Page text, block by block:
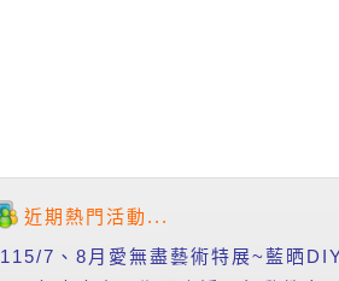
近期熱門活動...
115/7、8月愛無盡藝術特展~藍晒